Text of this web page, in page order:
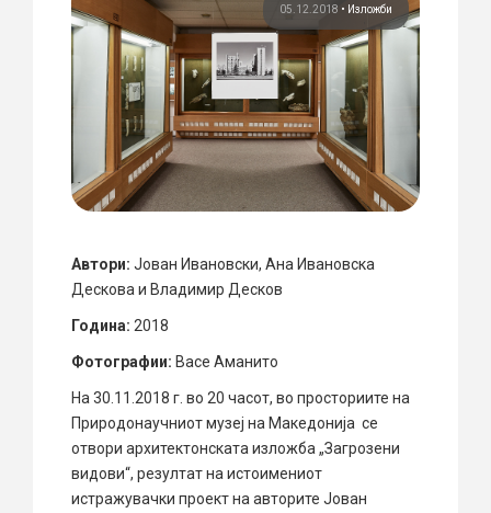
05.12.2018 • Изложби
Автори: Јован Ивановски, Ана Ивановска
Дескова и Владимир Десков
Година: 2018
Фотографии: Васе Аманито
На 30.11.2018 г. во 20 часот, во просториите на
Природонаучниот музеј на Македонија се
отвори архитектонската изложба „Загрозени
видови“, резултат на истоимениот
истражувачки проект на авторите Јован